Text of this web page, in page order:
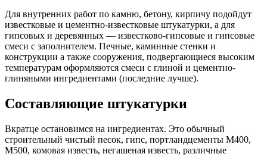
Для внутренних работ по камню, бетону, кирпичу подойдут
известковые и цементно-известковые штукатурки, а для
гипсовых и деревянных — известково-гипсовые и гипсовые
смеси с заполнителем. Печные, каминные стенки и
конструкции а также сооружения, подвергающиеся высоким
температурам оформляются смеси с глиной и цементно-
глиняными ингредиентами (последние лучше).
Составляющие штукатурки
Вкратце остановимся на ингредиентах. Это обычный
строительный чистый песок, гипс, портландцементы М400,
М500, комовая известь, негашеная известь, различные